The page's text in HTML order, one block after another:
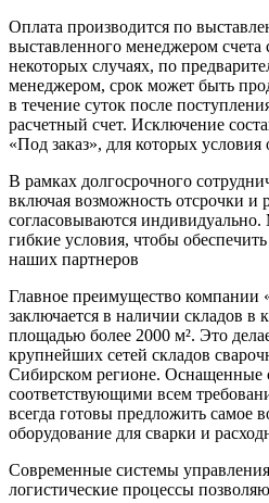
Оплата производится по
выставленного менеджером счета
некоторых случаях, по
менеджером, срок может быть
в течение суток после
расчетный счет. Исключение
«Под заказ», для которых условия
В рамках долгосрочного
включая возможность отсрочки и
согласовываются
гибкие условия, чтобы
наших партнеров
Главное преимущество
заключается в наличии складов
площадью более 2000 м². Это
крупнейших сетей складов
Сибирском регионе. Оснащенные
соответствующими всем
всегда готовы предложить самое
оборудование для сварки и
Современные системы
логистические процессы